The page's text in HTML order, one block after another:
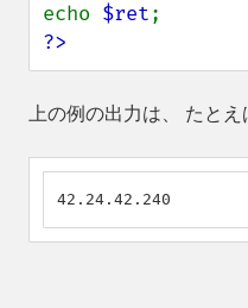
echo $ret
?>
上の例の出力は、 たとえ
42.24.42.240